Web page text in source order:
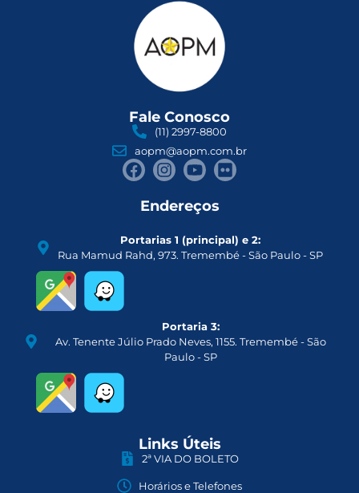
Fale Conosco
(11) 2997-8800
aopm@aopm.com.br
Endereços
Portarias 1 (principal) e 2:
Rua Mamud Rahd, 973. Tremembé - São Paulo - SP
Portaria 3:
Av. Tenente Júlio Prado Neves, 1155. Tremembé - São
Paulo - SP
Links Úteis
2ª VIA DO BOLETO
Horários e Telefones